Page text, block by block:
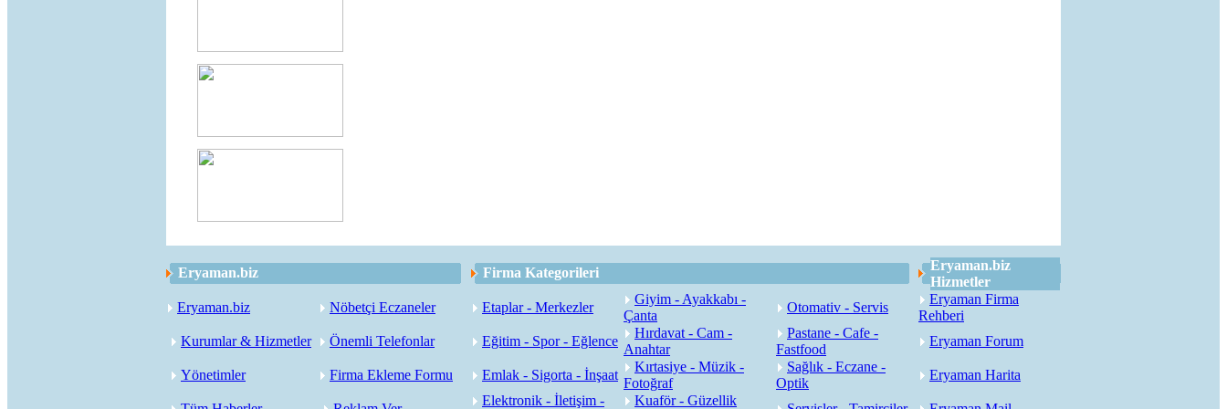
Eryaman.biz Firma Kategorileri
Eryaman.biz
Hizmetler
Eryaman.biz
Nöbetçi Eczaneler Etaplar - Merkezler
Giyim - Ayakkabı -
Çanta
Otomativ - Servis
Eryaman Firma
Rehberi
Kurumlar & Hizmetler
Önemli Telefonlar Eğitim - Spor - Eğlence
Hırdavat - Cam -
Anahtar
Pastane - Cafe -
Fastfood
Eryaman Forum
Yönetimler Firma Ekleme Formu Emlak - Sigorta - İnşaat
Kırtasiye - Müzik -
Fotoğraf
Sağlık - Eczane -
Optik
Eryaman Harita
Elektronik - İletişim - Kuaför - Güzellik